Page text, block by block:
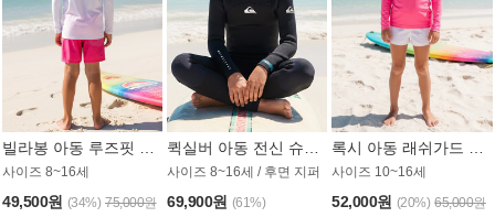
사이즈 8~16세
49,500원 (34%) 75,000원
사이즈 8~16세 / 후면 지퍼
69,900원 (61%)
사이즈 10~16세
52,000원 (20%) 65,000원